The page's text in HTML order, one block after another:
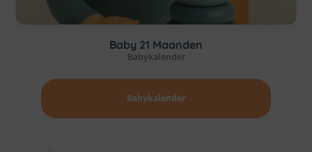
Baby 21 Maanden
Babykalender
Babykalender